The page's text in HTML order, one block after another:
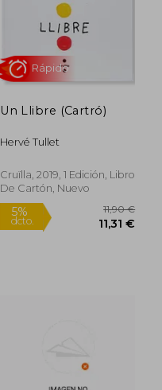
dcto.
Un Llibre (Cartró)
Hervé Tullet
Cruïlla, 2019, 1 Edición, Libro
De Cartón, Nuevo